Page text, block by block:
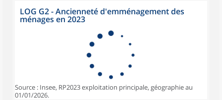
LOG G2 - Ancienneté d'emménagement des
ménages en 2023
Source : Insee, RP2023 exploitation principale, géographie au
01/01/2026.